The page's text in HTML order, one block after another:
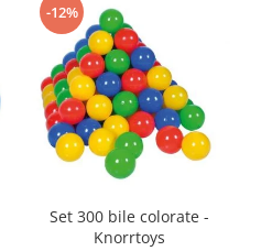
-12%
Set 300 bile colorate -
Knorrtoys